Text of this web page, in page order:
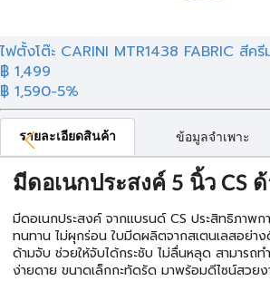
ไฟตั้งโต๊ะ CARINI MTR1438 FABRIC สีค
฿ 1,499
฿ 1,590-5%
รายละเอียดสินค้า ข้อมูลจำเพาะ
มีดอเนกประสงค์ 5 นิ้ว CS
มีดอเนกประสงค์ จากแบรนด์ CS ประสิทธิภาพก
ทนทาน ไม่ผุกร่อน ใบมีดผลิตจากสเตนเลสอย่า
ด้ามจับ ช่วยให้จับได้กระชับ ไม่ลื่นหลุด สามารถท
ง่ายดาย ขนาดเล็กกะทัดรัด มาพร้อมดีไซน์สวย